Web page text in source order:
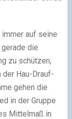
auf seine
die
zu schützen,
Hau-Drauf-
gehen die
in der Gruppe
Mittelmaß in